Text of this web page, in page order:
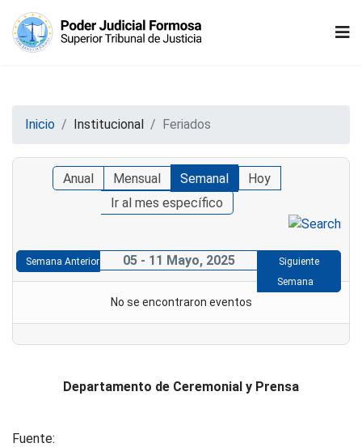
Inicio Institucional Feriados
Anual Mensual Semanal
Hoy
Ir al mes específico
Semana Anterior 05 - 11 Mayo, 2025
Siguiente
Semana
No se encontraron eventos
Departamento de Ceremonial y Prensa
Fuente: